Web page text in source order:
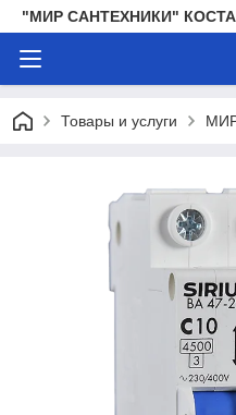
"МИР САНТЕХНИКИ"
Товары и услуги